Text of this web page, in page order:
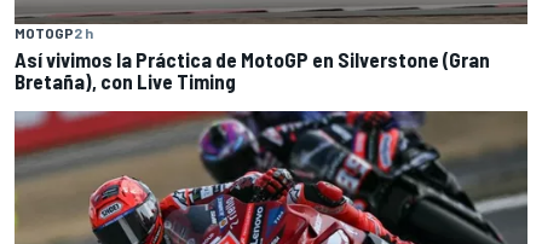
MOTOGP2 h
Así vivimos la Práctica de MotoGP en Silverstone (Gran
Bretaña), con Live Timing